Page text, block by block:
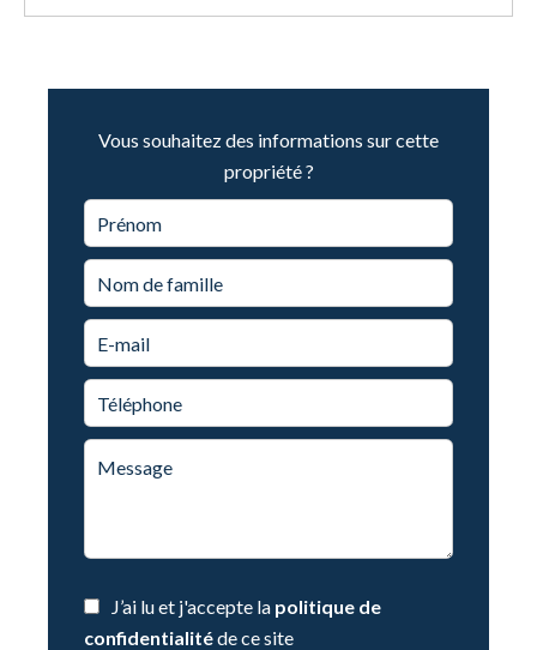
Vous souhaitez des informations sur cette
propriété ?
J’ai lu et j'accepte la politique de
confidentialitéde ce site